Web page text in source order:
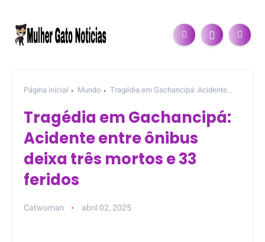
Página inicial Mundo
Tragédia em Gachancipá: Acidente
Tragédia em Gachancipá:
Acidente entre ônibus
deixa três mortos e 33
feridos
Catwoman abril 02, 2025